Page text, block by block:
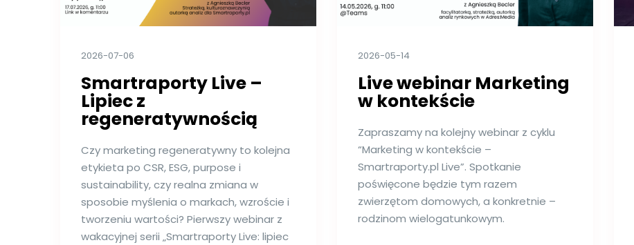
2026-07-06
Smartraporty Live –
Lipiec z
regeneratywnością
Czy marketing regeneratywny to kolejna
etykieta po CSR, ESG, purpose i
sustainability, czy realna zmiana w
sposobie myślenia o markach, wzroście i
tworzeniu wartości? Pierwszy webinar z
wakacyjnej serii „Smartraporty Live: lipiec
2026-05-14
Live webinar Marketing
w kontekście
Zapraszamy na kolejny webinar z cyklu
“Marketing w kontekście –
Smartraporty.pl Live”. Spotkanie
poświęcone będzie tym razem
zwierzętom domowych, a konkretnie –
rodzinom wielogatunkowym.